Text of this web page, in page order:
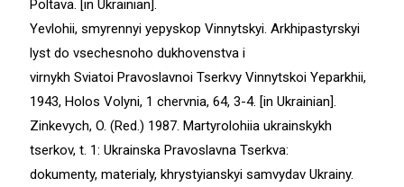
Poltava. [in Ukrainian].
Yevlohii, smyrennyi yepyskop Vinnytskyi. Arkhipastyrskyi
lyst do vsechesnoho dukhovenstva i
virnykh Sviatoi Pravoslavnoi Tserkvy Vinnytskoi Yeparkhii,
1943, Holos Volyni, 1 chervnia, 64, 3-4. [in Ukrainian].
Zinkevych, O. (Red.) 1987. Martyrolohiia ukrainskykh
tserkov, t. 1: Ukrainska Pravoslavna Tserkva:
dokumenty, materialy, khrystyianskyi samvydav Ukrainy.